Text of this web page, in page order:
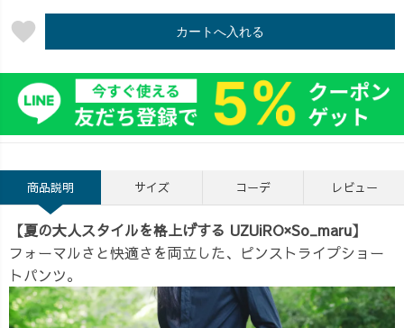
favorite カートへ入れる
商品説明 サイズ コーデ レビュー
【夏の大人スタイルを格上げする UZUiRO×So_maru】
フォーマルさと快適さを両立した、ピンストライプショー
トパンツ。